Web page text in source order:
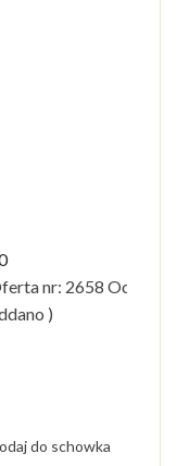
nr: 2658 Ocena:
)
do schowka